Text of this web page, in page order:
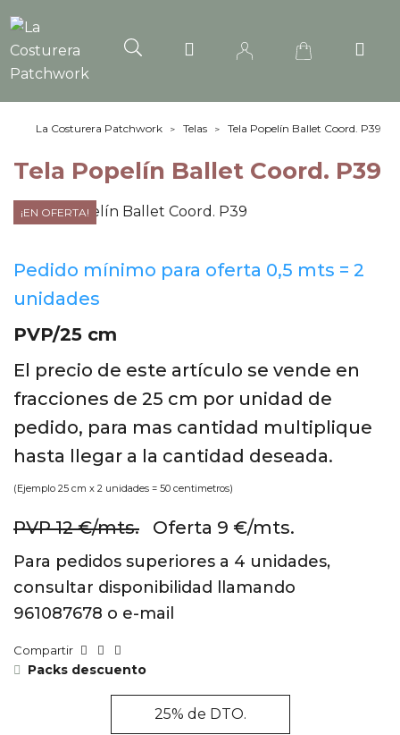
La Costurera Patchwork Telas Tela Popelín Ballet Coord. P39
Tela Popelín Ballet Coord. P39
¡EN OFERTA!
Pedido mínimo para oferta 0,5 mts = 2
unidades
PVP/25 cm
El precio de este artículo se vende en
fracciones de 25 cm por unidad de
pedido, para mas cantidad multiplique
hasta llegar a la cantidad deseada.
(Ejemplo 25 cm x 2 unidades = 50 centimetros)
PVP 12 €/mts. Oferta 9 €/mts.
Para pedidos superiores a 4 unidades,
consultar disponibilidad llamando
961087678 o e-mail
Compartir
Packs descuento
25% de DTO.